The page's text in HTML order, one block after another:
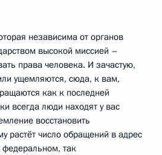
независима от органов
высокой миссией –
права человека. И зачастую,
ущемляются, сюда, к вам,
как к последней
всегда люди находят у вас
восстановить
растёт число обращений в адрес
так